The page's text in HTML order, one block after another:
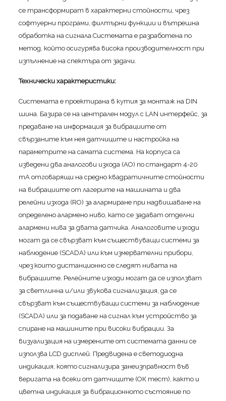
се трансформират в характерни стойности, чрез
софтуерни програми, филтърни функции и вътрешна
обработка на сигнала.Системата е разработена по
метод, който осигурява висока производителност при
изпълнение на спектъра от задачи.
Технически характеристики:
Системата е проектирана в кутия за монтаж на DIN
шина. Базира се на централен модул с LAN интерфейс, за
предаване на информация за вибрациите от
свързаните към нея датчиците и настройка на
параметрите на самата система. На корпуса са
изведени два аналогови изхода (АО) по стандарт 4-20
mA отговарящи на средно квадратичните стойности
на вибрациите от лагерите на машината и два
релейни изхода (RO) за алармиране при надвишаване на
определено алармено ниво, като се задават отделни
алармени нива за двата датчика. Аналоговите изходи
могат да се свързват към съществуващи системи за
наблюдение (SCADA) или към измервателни прибори,
чрез които дистанционно се следят нивата на
вибрациите. Релейните изходи могат да се използват
за светлинна и/или звукова сигнализация, да се
свързват към съществуващи системи за наблюдение
(SCADA) или за подаване на сигнал към устройство за
спиране на машините при високи вибрации. За
визуализация на измерените от системата данни се
използва LCD дисплей. Предвидена е светодиодна
индикация, която сигнализира занеизправност във
веригата на всеки от датчиците (ОК тест), както и
цветна индикация за вибрационното състояние по